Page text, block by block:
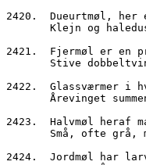
2420.  Dueurtmøl,
Klejn og
2421.  Fjermøl er en
Stive
2422.  Glassværmer i
Årevinget
2423.  Halvmøl heraf
Små, ofte
2424.  Jordmøl har